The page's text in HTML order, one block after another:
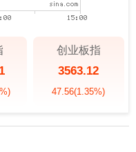
创业板指
3563.12
47.56(1.35%)